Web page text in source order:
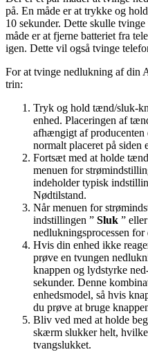
på. En måde er at trykke og
10 sekunder. Dette skulle
måde er at fjerne batteriet fra
igen. Dette vil også tvinge
For at tvinge nedlukning af din
trin:
Tryk og hold tænd/sluk-
enhed. Placeringen af
afhængigt af
normalt placeret på siden
Fortsæt med at holde
menuen for
indeholder typisk
Nødtilstand.
Når menuen for
indstillingen ” Sluk ”
nedlukningsprocessen
Hvis din enhed ikke
prøve en tvungen
knappen og lydstyrke
sekunder. Denne
enhedsmodel, så hvis
du prøve at bruge
Bliv ved med at holde
skærm slukker helt,
tvangslukket.